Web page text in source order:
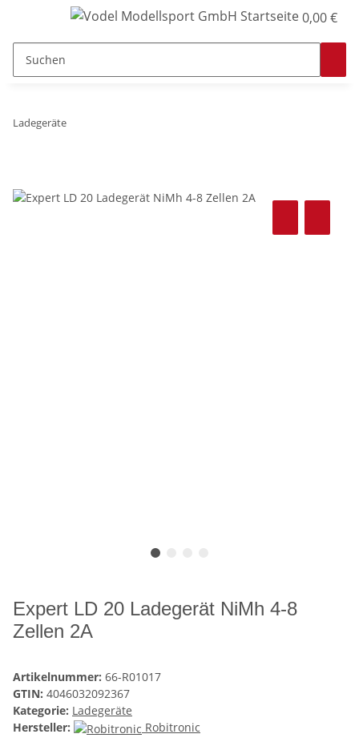
0,00 €
Ladegeräte
Expert LD 20 Ladegerät NiMh 4-8
Zellen 2A
Artikelnummer: 66-R01017
GTIN: 4046032092367
Kategorie: Ladegeräte
Hersteller:
Robitronic